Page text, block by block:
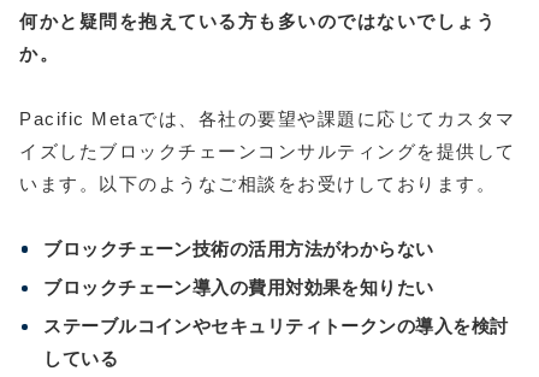
何かと疑問を抱えている方も多いのではないでしょう
か。
Pacific Metaでは、各社の要望や課題に応じてカスタマ
イズしたブロックチェーンコンサルティングを提供して
います。以下のようなご相談をお受けしております。
ブロックチェーン技術の活用方法がわからない
ブロックチェーン導入の費用対効果を知りたい
ステーブルコインやセキュリティトークンの導入を検討
している